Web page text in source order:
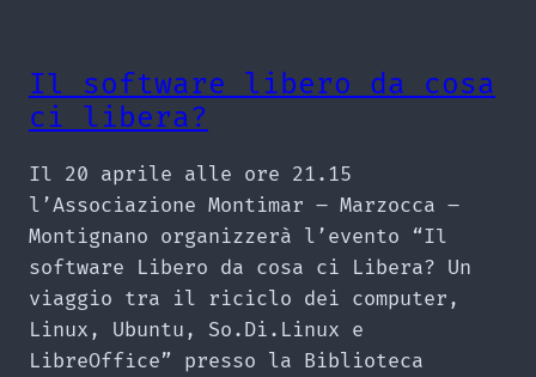
Il software libero da cosa
ci libera?
Il 20 aprile alle ore 21.15
l’Associazione Montimar – Marzocca –
Montignano organizzerà l’evento “Il
software Libero da cosa ci Libera? Un
viaggio tra il riciclo dei computer,
Linux, Ubuntu, So.Di.Linux e
LibreOffice” presso la Biblioteca